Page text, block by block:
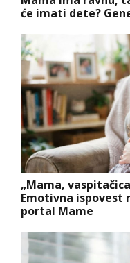
će imati dete?
„Mama,
Emotivna ispovest
portal Mame